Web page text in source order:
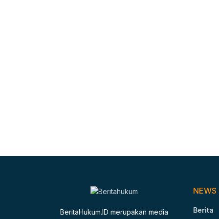
BeritaHukum.ID merupakan media
NEWS
Berita